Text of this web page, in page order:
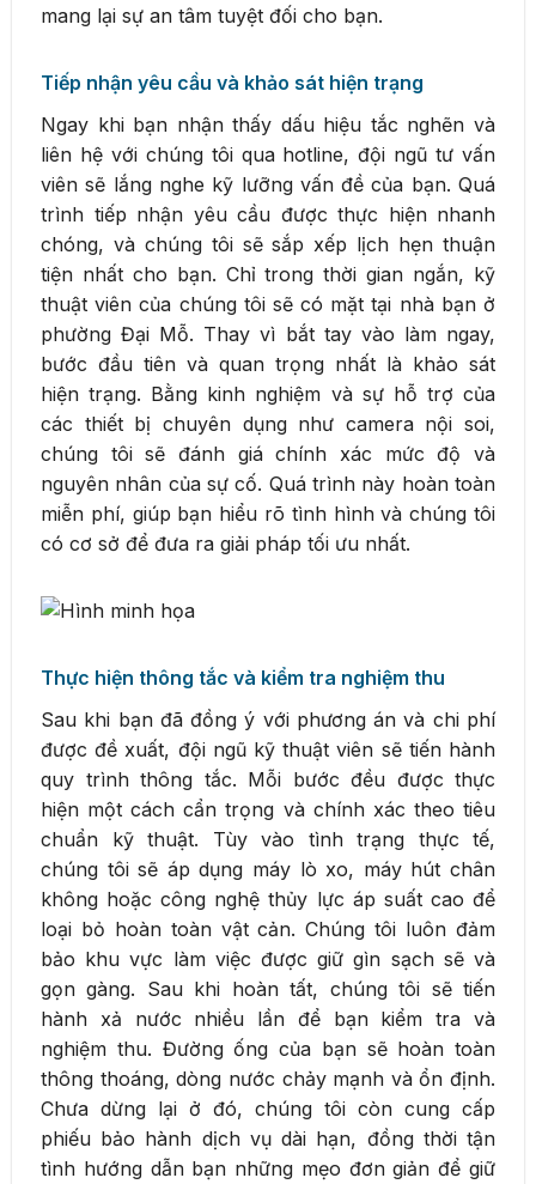
mang lại sự an tâm tuyệt đối cho bạn.
Tiếp nhận yêu cầu và khảo sát hiện trạng
Ngay khi bạn nhận thấy dấu hiệu tắc nghẽn và
liên hệ với chúng tôi qua hotline, đội ngũ tư vấn
viên sẽ lắng nghe kỹ lưỡng vấn đề của bạn. Quá
trình tiếp nhận yêu cầu được thực hiện nhanh
chóng, và chúng tôi sẽ sắp xếp lịch hẹn thuận
tiện nhất cho bạn. Chỉ trong thời gian ngắn, kỹ
thuật viên của chúng tôi sẽ có mặt tại nhà bạn ở
phường Đại Mỗ. Thay vì bắt tay vào làm ngay,
bước đầu tiên và quan trọng nhất là khảo sát
hiện trạng. Bằng kinh nghiệm và sự hỗ trợ của
các thiết bị chuyên dụng như camera nội soi,
chúng tôi sẽ đánh giá chính xác mức độ và
nguyên nhân của sự cố. Quá trình này hoàn toàn
miễn phí, giúp bạn hiểu rõ tình hình và chúng tôi
có cơ sở để đưa ra giải pháp tối ưu nhất.
Thực hiện thông tắc và kiểm tra nghiệm thu
Sau khi bạn đã đồng ý với phương án và chi phí
được đề xuất, đội ngũ kỹ thuật viên sẽ tiến hành
quy trình thông tắc. Mỗi bước đều được thực
hiện một cách cẩn trọng và chính xác theo tiêu
chuẩn kỹ thuật. Tùy vào tình trạng thực tế,
chúng tôi sẽ áp dụng máy lò xo, máy hút chân
không hoặc công nghệ thủy lực áp suất cao để
loại bỏ hoàn toàn vật cản. Chúng tôi luôn đảm
bảo khu vực làm việc được giữ gìn sạch sẽ và
gọn gàng. Sau khi hoàn tất, chúng tôi sẽ tiến
hành xả nước nhiều lần để bạn kiểm tra và
nghiệm thu. Đường ống của bạn sẽ hoàn toàn
thông thoáng, dòng nước chảy mạnh và ổn định.
Chưa dừng lại ở đó, chúng tôi còn cung cấp
phiếu bảo hành dịch vụ dài hạn, đồng thời tận
tình hướng dẫn bạn những mẹo đơn giản để giữ